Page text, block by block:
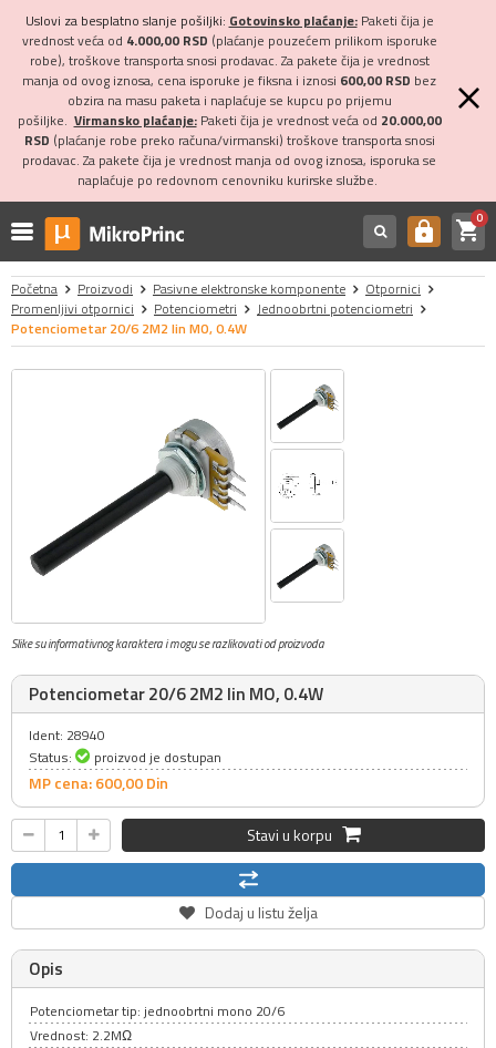
Uslovi za besplatno slanje pošiljki: Gotovinsko plaćanje:Paketi čija je
vrednost veća od 4.000,00 RSD (plaćanje pouzećem prilikom isporuke
robe), troškove transporta snosi prodavac. Za pakete čija je vrednost
manja od ovog iznosa, cena isporuke je fiksna i iznosi 600,00 RSD bez
obzira na masu paketa i naplaćuje se kupcu po prijemu
pošiljke. Virmansko plaćanje:Paketi čija je vrednost veća od 20.000,00
RSD (plaćanje robe preko računa/virmanski) troškove transporta snosi
prodavac. Za pakete čija je vrednost manja od ovog iznosa, isporuka se
naplaćuje po redovnom cenovniku kurirske službe.
https shopping_cart0
Početna Proizvodi Pasivne elektronske komponente
Otpornici
Promenljivi otpornici
Potenciometri
Jednoobrtni potenciometri
Potenciometar 20/6 2M2 lin MO, 0.4W
Slike su informativnog karaktera i mogu se razlikovati od proizvoda
Potenciometar 20/6 2M2 lin MO, 0.4W
Ident: 28940
Status:
proizvod je dostupan
MP cena: 600,00Din
Stavi u korpu
Dodaj u listu želja
Opis
Potenciometar tip: jednoobrtni mono 20/6
Vrednost: 2.2MΩ